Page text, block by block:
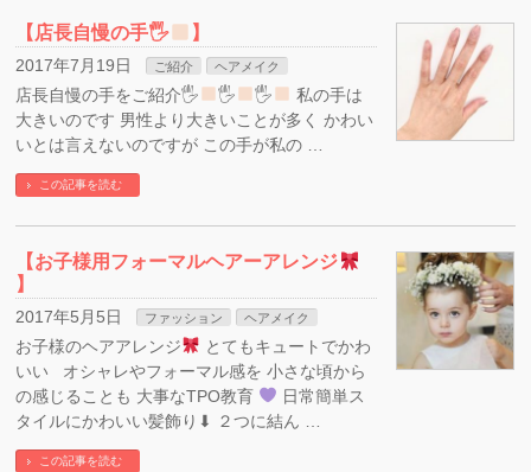
【店長自慢の手🖐 】
2017年7月19日 ご紹介 ヘアメイク
店長自慢の手をご紹介🖐 🖐 🖐
私の手は
大きいのです 男性より大きいことが多く かわい
いとは言えないのですが この手が私の …
この記事を読む
【お子様用フォーマルヘアーアレンジ
】
2017年5月5日 ファッション ヘアメイク
お子様のヘアアレンジ
とてもキュートでかわ
いい オシャレやフォーマル感を 小さな頃から
の感じることも 大事なTPO教育
日常簡単ス
タイルにかわいい髪飾り⬇︎ ２つに結ん …
この記事を読む